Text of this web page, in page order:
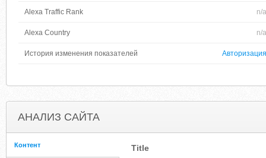
Alexa Traffic Rank n/a
Alexa Country n/a
История изменения показателей Авторизация
АНАЛИЗ САЙТА
Контент Title